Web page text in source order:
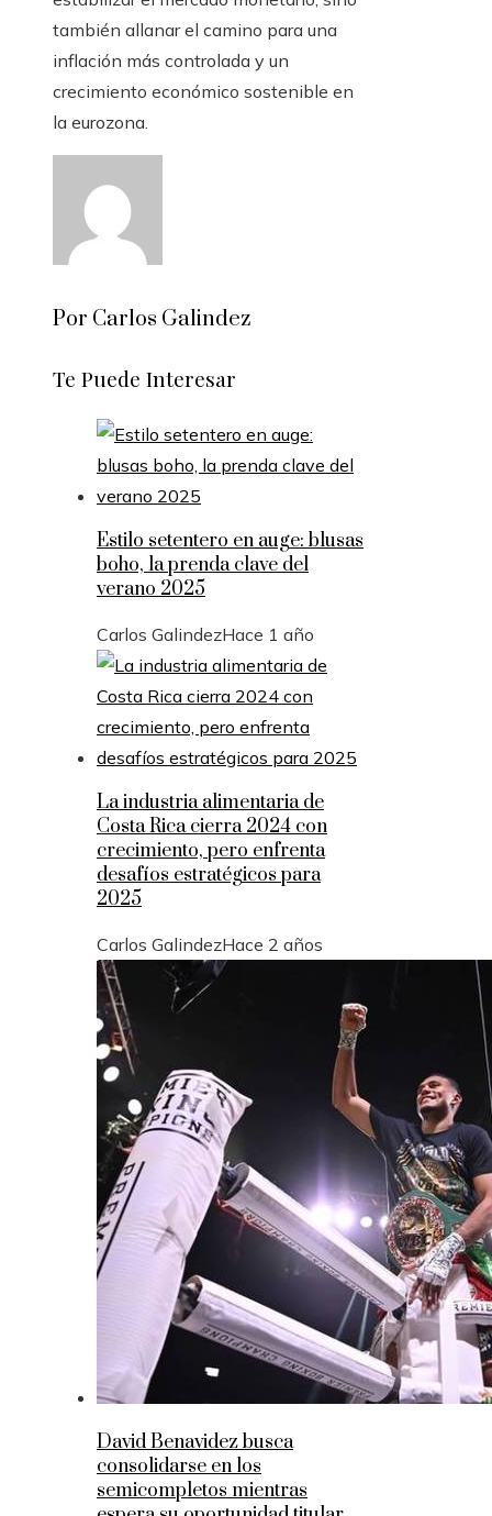
también allanar el camino para una
inflación más controlada y un
crecimiento económico sostenible en
la eurozona.
Por Carlos Galindez
Te Puede Interesar
Estilo setentero en auge: blusas
boho, la prenda clave del
verano 2025
Carlos GalindezHace 1 año
La industria alimentaria de
Costa Rica cierra 2024 con
crecimiento, pero enfrenta
desafíos estratégicos para
2025
Carlos GalindezHace 2 años
David Benavidez busca
consolidarse en los
semicompletos mientras